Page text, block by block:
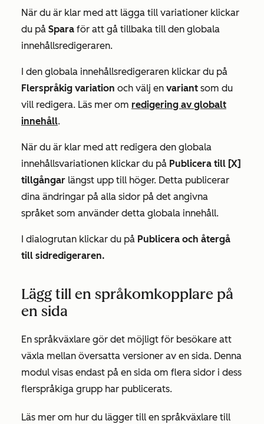
När du är klar med att lägga till variationer klickar
du på Spara för att gå tillbaka till den globala
innehållsredigeraren.
I den globala innehållsredigeraren klickar du på
Flerspråkig variation och välj en variant som du
vill redigera. Läs mer om redigering av globalt
innehåll.
När du är klar med att redigera den globala
innehållsvariationen klickar du på Publicera till [X]
tillgångar längst upp till höger. Detta publicerar
dina ändringar på alla sidor på det angivna
språket som använder detta globala innehåll.
I dialogrutan klickar du på Publicera och återgå
till sidredigeraren.
Lägg till en språkomkopplare på
en sida
En språkväxlare gör det möjligt för besökare att
växla mellan översatta versioner av en sida. Denna
modul visas endast på en sida om flera sidor i dess
flerspråkiga grupp har publicerats.
Läs mer om hur du lägger till en språkväxlare till